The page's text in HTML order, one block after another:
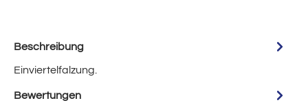
Beschreibung
Einviertelfalzung.
Bewertungen